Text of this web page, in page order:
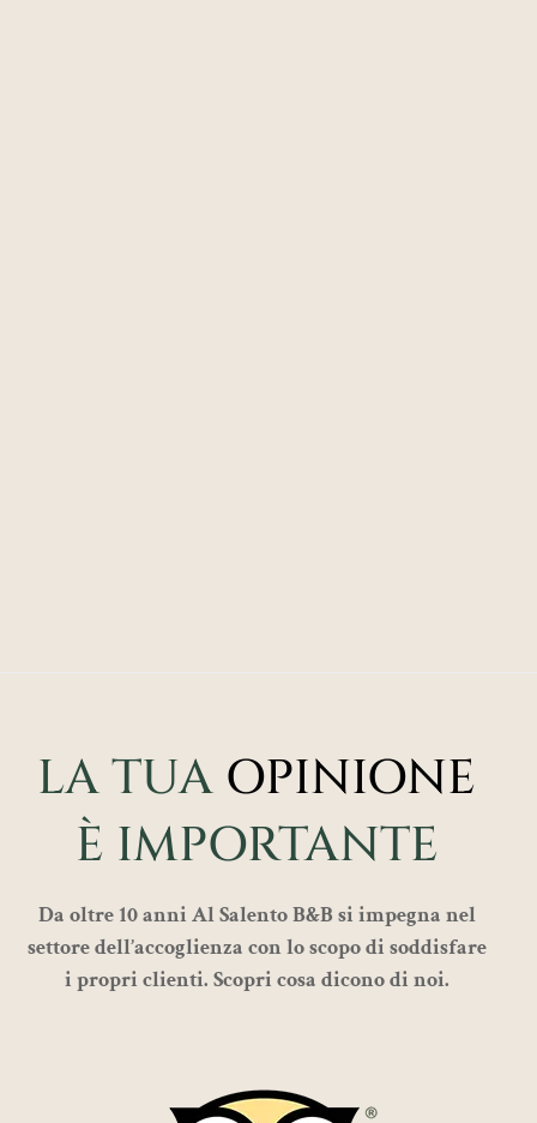
LA TUA OPINIONE
È IMPORTANTE
Da oltre 10 anni Al Salento B&B si impegna nel
settore dell’accoglienza con lo scopo di soddisfare
i propri clienti. Scopri cosa dicono di noi.